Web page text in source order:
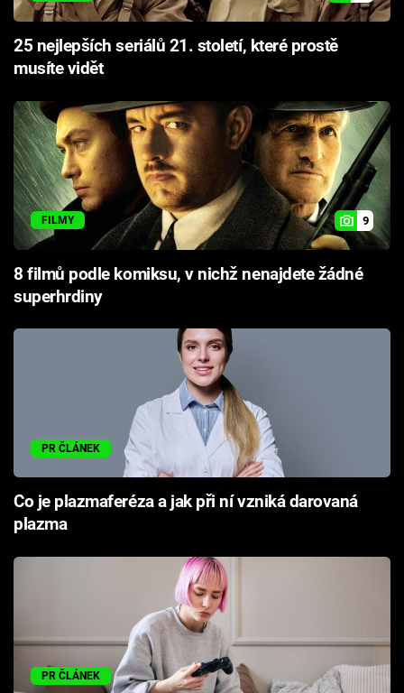
25 nejlepších seriálů 21. století, které prostě
musíte vidět
FILMY 9
8 filmů podle komiksu, v nichž nenajdete žádné
superhrdiny
PR ČLÁNEK
Co je plazmaferéza a jak při ní vzniká darovaná
plazma
PR ČLÁNEK